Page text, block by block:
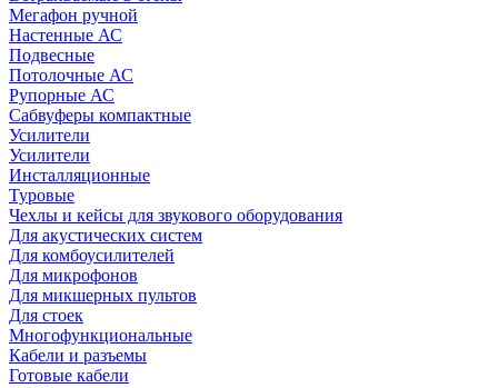
Мегафон ручной
Настенные АС
Подвесные
Потолочные АС
Рупорные АС
Сабвуферы компактные
Усилители
Усилители
Инсталляционные
Туровые
Чехлы и кейсы для звукового оборудования
Для акустических систем
Для комбоусилителей
Для микрофонов
Для микшерных пультов
Для стоек
Многофункциональные
Кабели и разъемы
Готовые кабели